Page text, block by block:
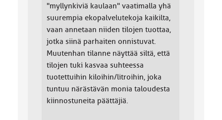
"myllynkiviä kaulaan" vaatimalla yhä
suurempia ekopalvelutekoja kaikilta,
vaan annetaan niiden tilojen tuottaa,
jotka siinä parhaiten onnistuvat.
Muutenhan tilanne näyttää siltä, että
tilojen tuki kasvaa suhteessa
tuotettuihin kiloihin/litroihin, joka
tuntuu närästävän monia taloudesta
kiinnostuneita päättäjiä.